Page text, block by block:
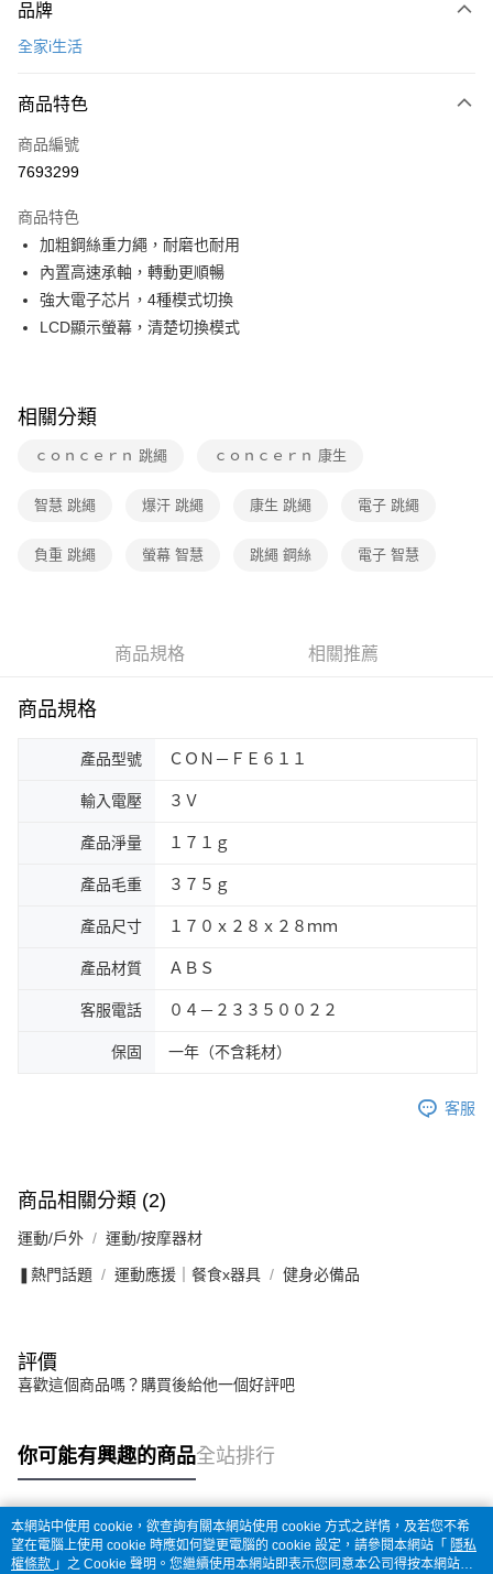
全家線上支付
本島宅配-活動商品
免運費
免運費
品牌
全家i生活
商品特色
商品編號
7693299
商品特色
加粗鋼絲重力繩，耐磨也耐用
內置高速承軸，轉動更順暢
強大電子芯片，4種模式切換
LCD顯示螢幕，清楚切換模式
相關分類
ｃｏｎｃｅｒｎ 跳繩 ｃｏｎｃｅｒｎ 康生
智慧 跳繩 爆汗 跳繩 康生 跳繩 電子 跳繩
負重 跳繩 螢幕 智慧 跳繩 鋼絲 電子 智慧
商品規格 相關推薦
商品規格
產品型號 ＣＯＮ－ＦＥ６１１
輸入電壓 ３Ｖ
產品淨量 １７１ｇ
產品毛重 ３７５ｇ
產品尺寸 １７０ｘ２８ｘ２８ｍｍ
產品材質 ＡＢＳ
客服電話 ０４－２３３５００２２
保固 一年（不含耗材）
客服
商品相關分類 (2)
運動/戶外 運動/按摩器材
❚熱門話題 運動應援｜餐食x器具 健身必備品
評價
喜歡這個商品嗎？購買後給他一個好評吧
你可能有興趣的商品全站排行
熱門標籤
本網站中使用 cookie，欲查詢有關本網站使用 cookie 方式之詳情，及若您不希
望在電腦上使用 cookie 時應如何變更電腦的 cookie 設定，請參閱本網站「 隱私
權條款 」之 Cookie 聲明。您繼續使用本網站即表示您同意本公司得按本網站使